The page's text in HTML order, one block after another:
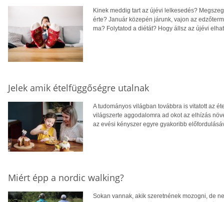
Kinek meddig tart az újévi lelkesedés?
érte? Január közepén járunk, vajon az
ma? Folytatod a diétát? Hogy állsz az újévi
Jelek amik ételfüggőségre utalnak
A tudományos világban továbbra is vitatott az
világszerte aggodalomra ad okot az elhízás
az evési kényszer egyre gyakoribb
Miért épp a nordic walking?
Sokan vannak, akik szeretnének mozogni, de